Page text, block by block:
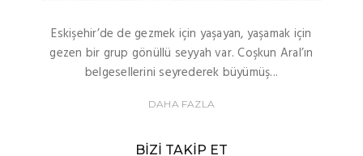
Eskişehir’de de gezmek için yaşayan, yaşamak için
gezen bir grup gönüllü seyyah var. Coşkun Aral’ın
belgesellerini seyrederek büyümüş...
DAHA FAZLA
BIZI TAKIP ET